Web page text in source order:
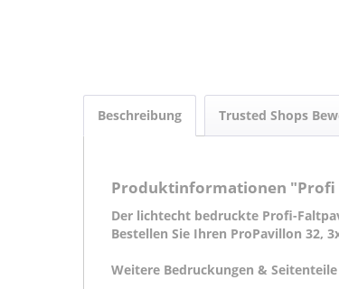
Beschreibung Trusted Shops
Produktinformationen "Profi
Der lichtecht bedruckte Profi-
Bestellen Sie Ihren ProPavillon 32,
Weitere Bedruckungen &